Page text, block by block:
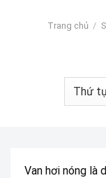
Trang chủ /
Van hơi nóng là